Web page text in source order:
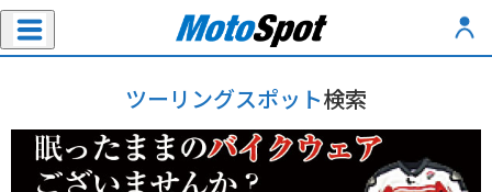
ツーリングスポット検索